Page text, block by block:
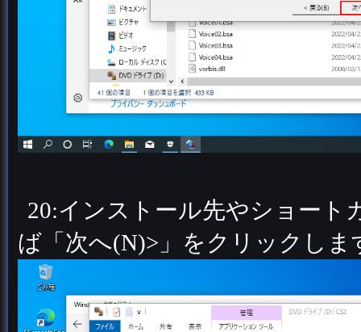
20:インストール先やショート
ば「次へ(N)>」をクリックしま